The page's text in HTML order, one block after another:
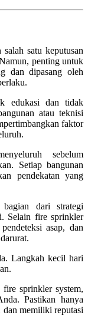
satu keputusan
penting untuk
dan dipasang oleh
edukasi dan tidak
atau teknisi
faktor
sebelum
Setiap bangunan
pendekatan yang
dari strategi
Selain fire sprinkler
asap, dan
Langkah kecil hari
sprinkler system,
Pastikan hanya
dan memiliki reputasi